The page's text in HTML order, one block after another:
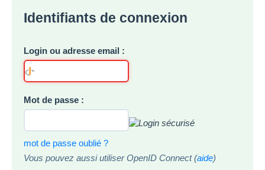
Identifiants de connexion
Login ou adresse email :
Mot de passe :
mot de passe oublié ?
Vous pouvez aussi utiliser OpenID Connect (aide)